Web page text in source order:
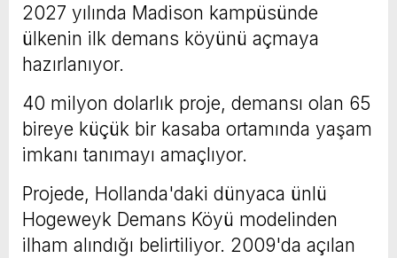
2027 yılında Madison kampüsünde
ülkenin ilk demans köyünü açmaya
hazırlanıyor.
40 milyon dolarlık proje, demansı olan 65
bireye küçük bir kasaba ortamında yaşam
imkanı tanımayı amaçlıyor.
Projede, Hollanda'daki dünyaca ünlü
Hogeweyk Demans Köyü modelinden
ilham alındığı belirtiliyor. 2009'da açılan